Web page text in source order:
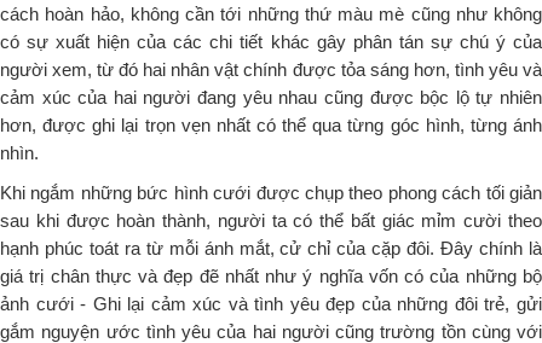
cách hoàn hảo, không cần tới những thứ màu mè cũng như không
có sự xuất hiện của các chi tiết khác gây phân tán sự chú ý của
người xem, từ đó hai nhân vật chính được tỏa sáng hơn, tình yêu và
cảm xúc của hai người đang yêu nhau cũng được bộc lộ tự nhiên
hơn, được ghi lại trọn vẹn nhất có thể qua từng góc hình, từng ánh
nhìn.
Khi ngắm những bức hình cưới được chụp theo phong cách tối giản
sau khi được hoàn thành, người ta có thể bất giác mỉm cười theo
hạnh phúc toát ra từ mỗi ánh mắt, cử chỉ của cặp đôi. Đây chính là
giá trị chân thực và đẹp đẽ nhất như ý nghĩa vốn có của những bộ
ảnh cưới - Ghi lại cảm xúc và tình yêu đẹp của những đôi trẻ, gửi
gắm nguyện ước tình yêu của hai người cũng trường tồn cùng với